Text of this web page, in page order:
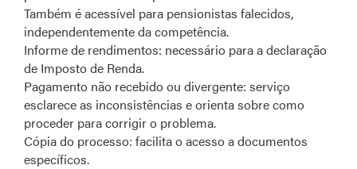
Também é acessível para pensionistas falecidos,
independentemente da competência.
Informe de rendimentos: necessário para a declaração
de Imposto de Renda.
Pagamento não recebido ou divergente: serviço
esclarece as inconsistências e orienta sobre como
proceder para corrigir o problema.
Cópia do processo: facilita o acesso a documentos
específicos.